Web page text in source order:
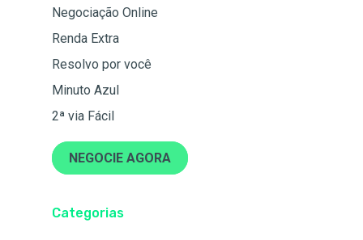
Negociação Online
Renda Extra
Resolvo por você
Minuto Azul
2ª via Fácil
NEGOCIE AGORA
Categorias